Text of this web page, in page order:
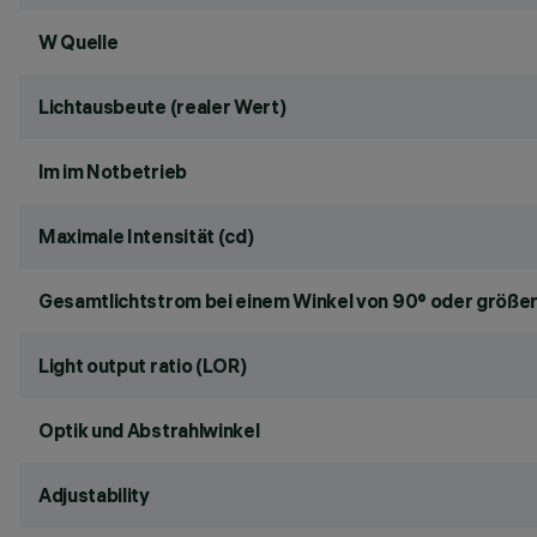
W Quelle
Lichtausbeute (realer Wert)
lm im Notbetrieb
Maximale Intensität (cd)
Gesamtlichtstrom bei einem Winkel von 90° oder
Light output ratio (LOR)
Optik und Abstrahlwinkel
Adjustability